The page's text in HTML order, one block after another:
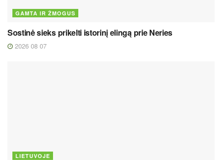
GAMTA IR ŽMOGUS
Sostinė sieks prikelti istorinį elingą prie Neries
2026 08 07
LIETUVOJE